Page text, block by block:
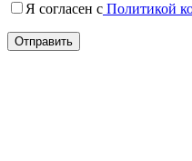
Я согласен c Политикой